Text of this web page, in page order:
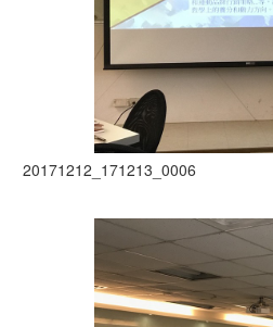
20171212_171213_0006